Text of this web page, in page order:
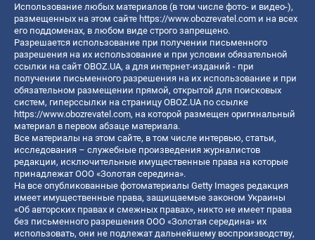
Использование любых материалов (в том числе фото- и видео-),
размещенных на этом сайте https://www.obozrevatel.com и на всех
его поддоменах, в любом виде строго запрещено.
Разрешается использование при получении письменного
разрешения на их использование и при условии обязательной
ссылки на сайт OBOZ.UA, а для интернет-изданий - при
получении письменного разрешения на их использование и при
обязательном размещении прямой, открытой для поисковых
систем, гиперссылки на страницу OBOZ.UA по ссылке
https://www.obozrevatel.com, на которой размещен оригинальный
материал в первом абзаце материала.
Все материалы на этом сайте, в том числе интервью, статьи,
исследования – служебные произведения журналистов
редакции, исключительные имущественные права на которые
принадлежат ООО «Золотая середина».
На все опубликованные фотоматериалы Getty Images редакция
имеет имущественные права, защищаемые законом Украины
«Об авторских правах и смежных правах», никто не имеет права
без письменного разрешения ООО «Золотая середина» их
использовать, они не подлежат дальнейшему воспроизводству,